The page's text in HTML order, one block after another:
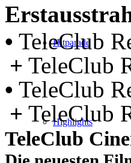
Hitparade
Highlights
• TeleClub
+ TeleClub
• TeleClub
+ TeleClub
TeleClub